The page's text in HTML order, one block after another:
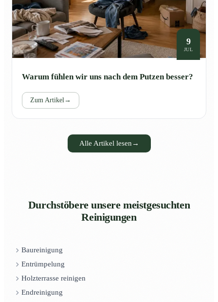
9
JUL
Warum fühlen wir uns nach dem Putzen besser?
Zum Artikel→
Alle Artikel lesen →
Durchstöbere unsere meistgesuchten
Reinigungen
Baureinigung
Entrümpelung
Holzterrasse reinigen
Endreinigung